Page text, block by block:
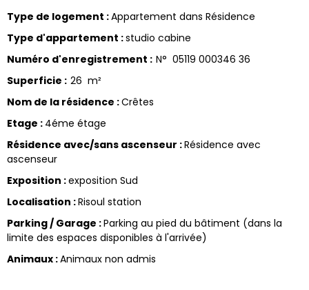
Type de logement :Appartement dans Résidence
Type d'appartement :studio cabine
Numéro d'enregistrement : N° 05119 000346 36
Superficie : 26 m²
Nom de la résidence :Crêtes
Etage : 4éme étage
Résidence avec/sans ascenseur :Résidence avec
ascenseur
Exposition :exposition Sud
Localisation :Risoul station
Parking / Garage :Parking au pied du bâtiment (dans la
limite des espaces disponibles à l'arrivée)
Animaux :Animaux non admis